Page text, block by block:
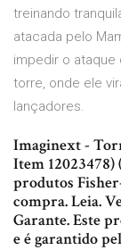
treinando
atacada pelo
impedir o ataque
torre, onde ele
lançadores.
Imaginext -
Item 12023478)
produtos
compra. Leia.
Garante. Este
e é garantido